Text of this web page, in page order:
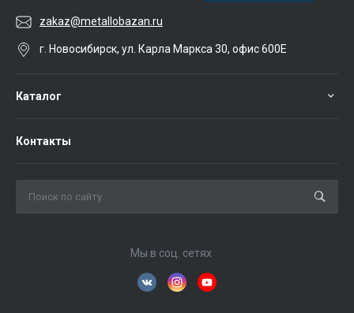
zakaz@metallobazan.ru
г. Новосибирск, ул. Карла Маркса 30, офис 600Е
Каталог
Контакты
Мы в соц. сетях